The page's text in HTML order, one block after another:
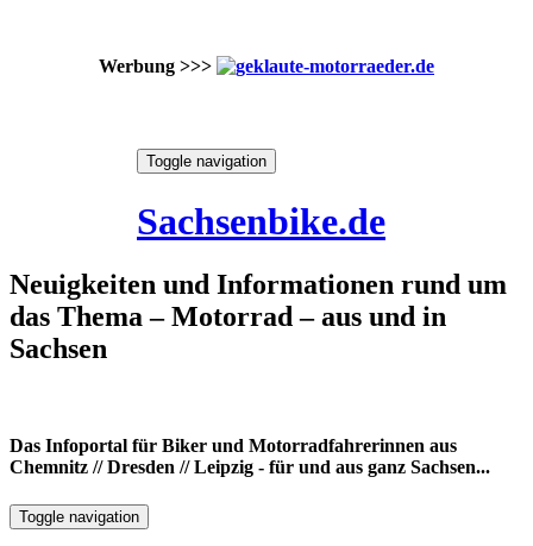
Werbung >>>
Toggle navigation
Sachsenbike.de
Neuigkeiten und Informationen rund um
das Thema – Motorrad – aus und in
Sachsen
Das Infoportal für Biker und Motorradfahrerinnen aus
Chemnitz // Dresden // Leipzig - für und aus ganz Sachsen...
Toggle navigation